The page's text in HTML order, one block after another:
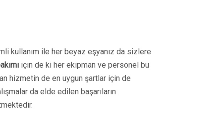
kullanım ile her beyaz eşyanız da sizlere
için de ki her ekipman ve personel bu
hizmetin de en uygun şartlar için de
da elde edilen başarıların